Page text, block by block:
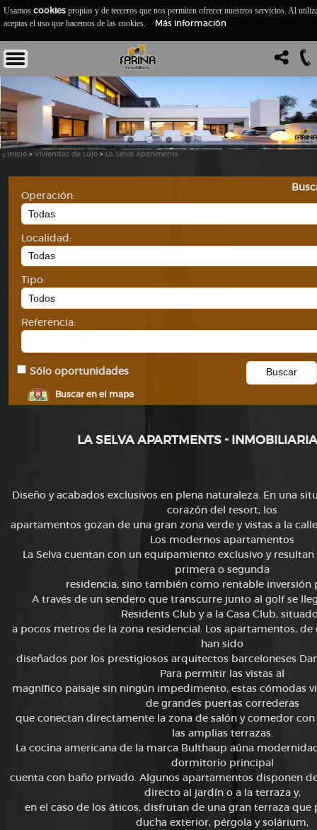
:: Inicio > Viviendas de Lujo > La Selva Apartments
Operación:
Localidad:
Tipo:
Referencia:
Sólo oportunidades
Buscar en el mapa
LA SELVA APARTMENTS -
Diseño y acabados exclusivos en plena naturaleza. En una
corazón del resort, los
apartamentos gozan de una gran zona verde y vistas a la
Los modernos apartamentos
La Selva cuentan con un equipamiento exclusivo y
primera o segunda
residencia, sino también como rentable inversión
A través de un sendero que transcurre junto al golf se
Residents Club y a la Casa Club,
a pocos metros de la zona residencial. Los apartamentos,
han sido
diseñados por los prestigiosos arquitectos barceloneses
Para permitir las vistas al
magnífico paisaje sin ningún impedimento, estas cómodas
de grandes puertas correderas
que conectan directamente la zona de salón y comedor con
las amplias terrazas.
La cocina americana de la marca Bulthaup aúna
dormitorio principal
cuenta con baño privado. Algunos apartamentos disponen
directo al jardín o a la terraza y,
en el caso de los áticos, disfrutan de una gran terraza que
ducha exterior, pérgola y solárium,
Usamos cookies propias y de terceros que nos permiten ofrecer nuestros servicios. Al
aceptas el uso que hacemos de las cookies.
Más información